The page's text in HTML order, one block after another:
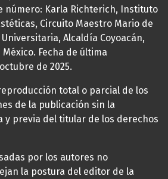
número: Karla Richterich, Instituto
Circuito Maestro Mario de
Alcaldía Coyoacán,
México. Fecha de última
de 2025.
total o parcial de los
de la publicación sin la
y previa del titular de los derechos
por los autores no
la postura del editor de la